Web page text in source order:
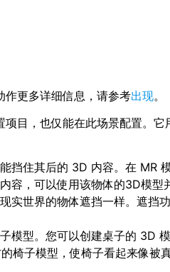
作更多详细信息，请参考出现。
目，也仅能在此场景配置。
挡住其后的 3D 内容。在 MR
容，可以使用该物体的3D模型
世界的物体遮挡一样。遮挡
模型。您可以创建桌子的 3D
子模型，使椅子看起来像被